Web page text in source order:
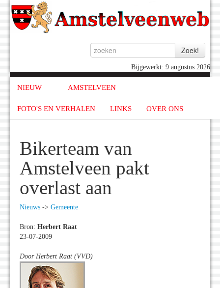
Bijgewerkt: 9 augustus 2026
NIEUW AMSTELVEEN
FOTO'S EN VERHALEN LINKS OVER ONS
Bikerteam van
Amstelveen pakt
overlast aan
Nieuws -> Gemeente
Bron: Herbert Raat
23-07-2009
Door Herbert Raat (VVD)